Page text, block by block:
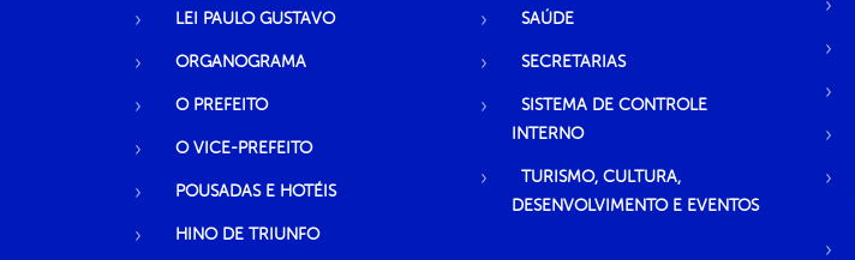
LEI PAULO GUSTAVO
ORGANOGRAMA
O PREFEITO
O VICE-PREFEITO
POUSADAS E HOTÉIS
HINO DE TRIUNFO
SAÚDE
SECRETARIAS
SISTEMA DE CONTROLE
INTERNO
TURISMO, CULTURA,
DESENVOLVIMENTO E EVENTOS